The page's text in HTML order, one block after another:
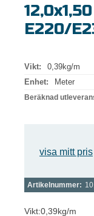
E220/
Vikt:
0,39kg/m
Enhet:
Meter
Beräknad
visa mitt pris
Artikelnummer:
Vikt:0,39kg/m